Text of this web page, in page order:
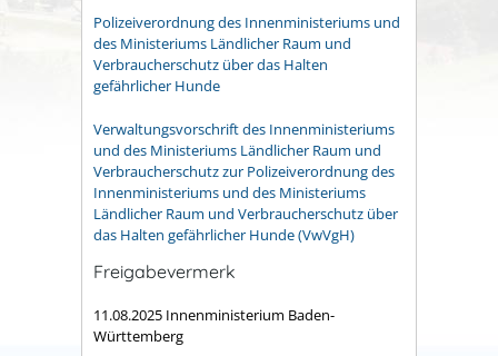
Polizeiverordnung des Innenministeriums und
des Ministeriums Ländlicher Raum und
Verbraucherschutz über das Halten
gefährlicher Hunde
Verwaltungsvorschrift des Innenministeriums
und des Ministeriums Ländlicher Raum und
Verbraucherschutz zur Polizeiverordnung des
Innenministeriums und des Ministeriums
Ländlicher Raum und Verbraucherschutz über
das Halten gefährlicher Hunde (VwVgH)
Freigabevermerk
11.08.2025 Innenministerium Baden-
Württemberg